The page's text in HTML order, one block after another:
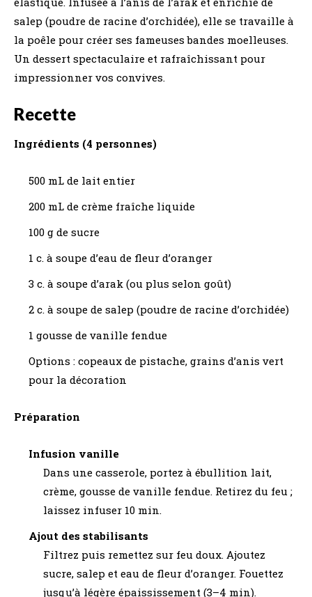
salep (poudre de racine d’orchidée), elle se travaille à
la poêle pour créer ses fameuses bandes moelleuses.
Un dessert spectaculaire et rafraîchissant pour
impressionner vos convives.
Recette
Ingrédients (4 personnes)
500 mL de lait entier
200 mL de crème fraîche liquide
100 g de sucre
1 c. à soupe d’eau de fleur d’oranger
3 c. à soupe d’arak (ou plus selon goût)
2 c. à soupe de salep (poudre de racine d’orchidée)
1 gousse de vanille fendue
Options : copeaux de pistache, grains d’anis vert
pour la décoration
Préparation
Infusion vanille
Dans une casserole, portez à ébullition lait,
crème, gousse de vanille fendue. Retirez du feu ;
laissez infuser 10 min.
Ajout des stabilisants
Filtrez puis remettez sur feu doux. Ajoutez
sucre, salep et eau de fleur d’oranger. Fouettez
jusqu’à légère épaississement (3–4 min).